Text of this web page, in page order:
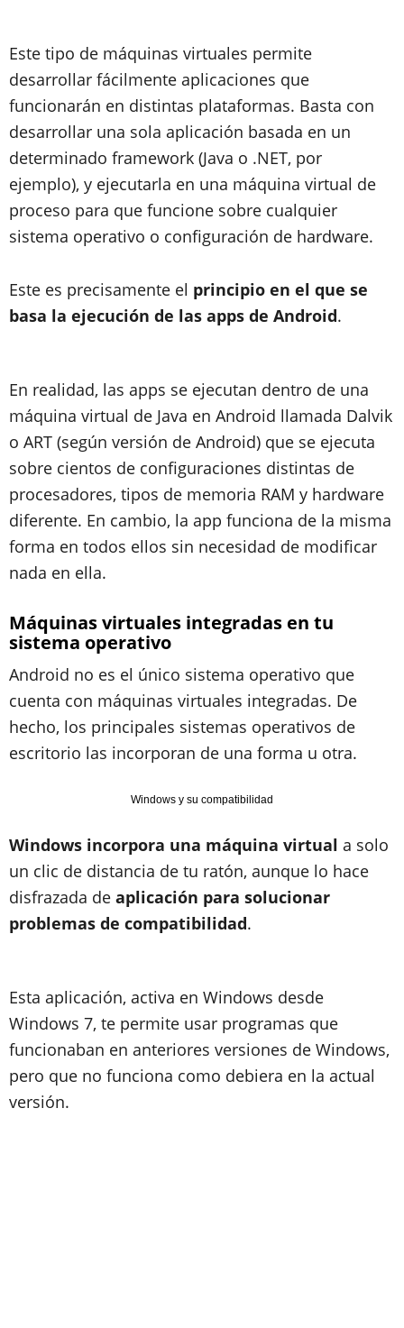
Este tipo de máquinas virtuales permite
desarrollar fácilmente aplicaciones que
funcionarán en distintas plataformas. Basta con
desarrollar una sola aplicación basada en un
determinado framework (Java o .NET, por
ejemplo), y ejecutarla en una máquina virtual de
proceso para que funcione sobre cualquier
sistema operativo o configuración de hardware.
Este es precisamente el principio en el que se
basa la ejecución de las apps de Android.
En realidad, las apps se ejecutan dentro de una
máquina virtual de Java en Android llamada Dalvik
o ART (según versión de Android) que se ejecuta
sobre cientos de configuraciones distintas de
procesadores, tipos de memoria RAM y hardware
diferente. En cambio, la app funciona de la misma
forma en todos ellos sin necesidad de modificar
nada en ella.
Máquinas virtuales integradas en tu
sistema operativo
Android no es el único sistema operativo que
cuenta con máquinas virtuales integradas. De
hecho, los principales sistemas operativos de
escritorio las incorporan de una forma u otra.
Windows y su compatibilidad
Windows incorpora una máquina virtual a solo
un clic de distancia de tu ratón, aunque lo hace
disfrazada de aplicación para solucionar
problemas de compatibilidad.
Esta aplicación, activa en Windows desde
Windows 7, te permite usar programas que
funcionaban en anteriores versiones de Windows,
pero que no funciona como debiera en la actual
versión.